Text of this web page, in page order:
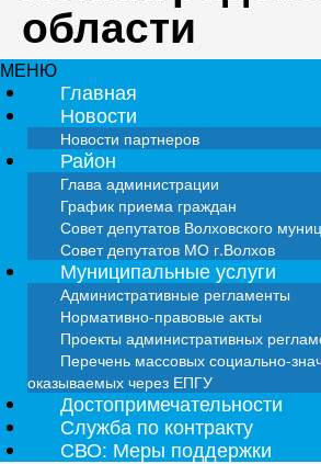
области
МЕНЮ
Главная
Новости
Новости партнеров
Район
Глава администрации
График приема граждан
Совет депутатов Волховского
Совет депутатов МО г.Волхов
Муниципальные услуги
Административные регламенты
Нормативно-правовые акты
Проекты административных
Перечень массовых социально-
оказываемых через ЕПГУ
Достопримечательности
Служба по контракту
СВО: Меры поддержки